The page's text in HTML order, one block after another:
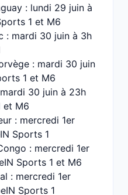
: lundi 29 juin à
1 et M6
: mardi 30 juin à 3h
: mardi 30 juin
1 et M6
30 juin à 23h
et M6
: mercredi 1er
Sports 1
: mercredi 1er
Sports 1 et M6
: mercredi 1er
Sports 1